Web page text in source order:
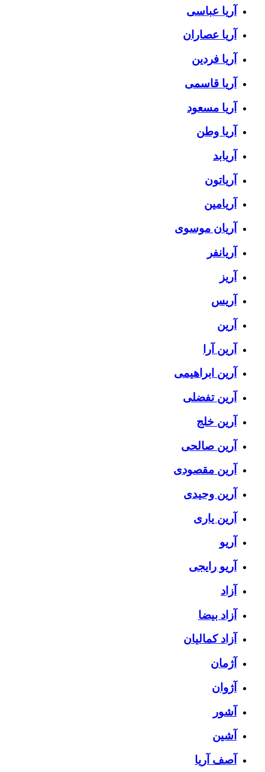
آریا عباسی
آریا عصاران
آریا فردین
آریا قاسمی
آریا مسعود
آریا وطن
آریابد
آریاتون
آریامین
آریان موسوی
آریانفر
آریز
آریس
آرین
آرین آرا
آرین ابراهیمی
آرین تفضلی
آرین خلج
آرین صالحی
آرین مقصودی
آرین وحیدی
آرین یاری
آریو
آریو رایجی
آزاد
آزاد بیضا
آزاد کمالیان
آژمان
آژوان
آشور
آشین
آصف آریا